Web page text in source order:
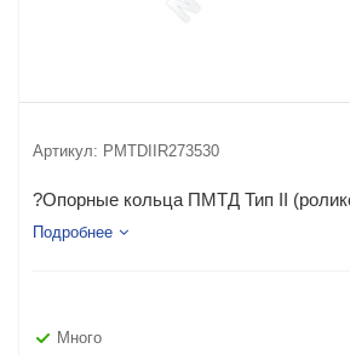
Артикул: PMTDIIR273530
?Опорные кольца ПМТД Тип II
Подробнее
Много